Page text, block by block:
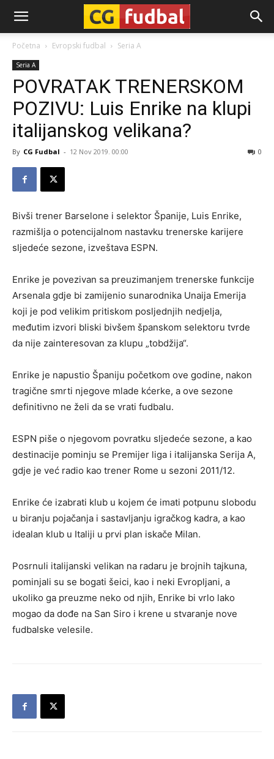
CG-
Fudbal
Početna Evropski fudbal Seria A
Seria A
POVRATAK TRENERSKOM
POZIVU: Luis Enrike na klupi
italijanskog velikana?
By CG Fudbal - 12 Nov 2019. 00:00 0
Bivši trener Barselone i selektor Španije, Luis Enrike,
razmišlja o potencijalnom nastavku trenerske karijere
sljedeće sezone, izveštava ESPN.
Enrike je povezivan sa preuzimanjem trenerske funkcije
Arsenala gdje bi zamijenio sunarodnika Unaija Emerija
koji je pod velikim pritiskom posljednjih nedjelja,
međutim izvori bliski bivšem španskom selektoru tvrde
da nije zainteresovan za klupu „tobdžija“.
Enrike je napustio Španiju početkom ove godine, nakon
tragične smrti njegove mlade kćerke, a ove sezone
definitivno ne želi da se vrati fudbalu.
ESPN piše o njegovom povratku sljedeće sezone, a kao
destinacije pominju se Premijer liga i italijanska Serija A,
gdje je već radio kao trener Rome u sezoni 2011/12.
Enrike će izabrati klub u kojem će imati potpunu slobodu
u biranju pojačanja i sastavljanju igračkog kadra, a kao
idealan klub u Italiji u prvi plan iskače Milan.
Posrnuli italijanski velikan na radaru je brojnih tajkuna,
pominjali su se bogati šeici, kao i neki Evropljani, a
ukoliko ga preuzme neko od njih, Enrike bi vrlo lako
mogao da dođe na San Siro i krene u stvaranje nove
fudbalske velesile.